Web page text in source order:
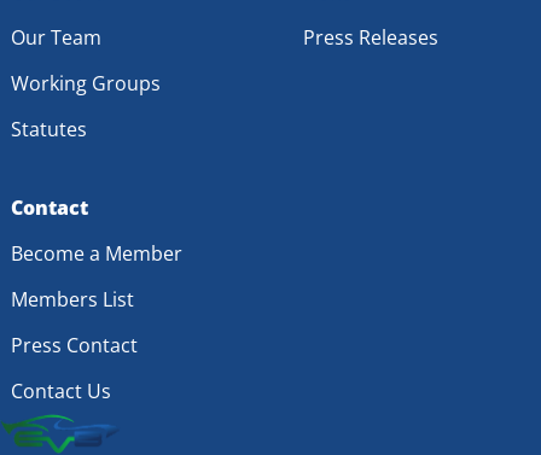
Our Team
Working Groups
Statutes
Press Releases
Contact
Become a Member
Members List
Press Contact
Contact Us